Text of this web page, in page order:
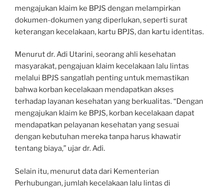
mengajukan klaim ke BPJS dengan melampirkan
dokumen-dokumen yang diperlukan, seperti surat
keterangan kecelakaan, kartu BPJS, dan kartu identitas.
Menurut dr. Adi Utarini, seorang ahli kesehatan
masyarakat, pengajuan klaim kecelakaan lalu lintas
melalui BPJS sangatlah penting untuk memastikan
bahwa korban kecelakaan mendapatkan akses
terhadap layanan kesehatan yang berkualitas. “Dengan
mengajukan klaim ke BPJS, korban kecelakaan dapat
mendapatkan pelayanan kesehatan yang sesuai
dengan kebutuhan mereka tanpa harus khawatir
tentang biaya,” ujar dr. Adi.
Selain itu, menurut data dari Kementerian
Perhubungan, jumlah kecelakaan lalu lintas di